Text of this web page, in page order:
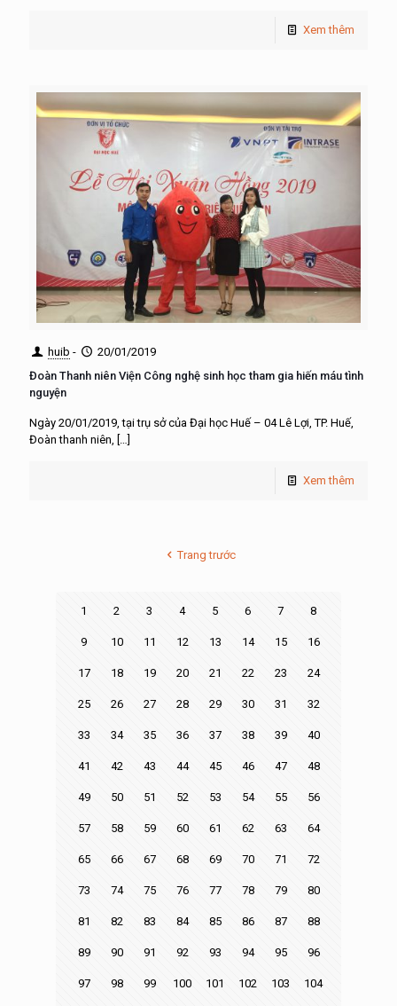
Xem thêm
huib -
20/01/2019
Đoàn Thanh niên Viện Công nghệ sinh học tham gia hiến máu tình
nguyện
Ngày 20/01/2019, tại trụ sở của Đại học Huế – 04 Lê Lợi, TP. Huế,
Đoàn thanh niên, […]
Xem thêm
Trang trước
1 2 3 4 5 6 7 8
9 10 11 12 13 14 15 16
17 18 19 20 21 22 23 24
25 26 27 28 29 30 31 32
33 34 35 36 37 38 39 40
41 42 43 44 45 46 47 48
49 50 51 52 53 54 55 56
57 58 59 60 61 62 63 64
65 66 67 68 69 70 71 72
73 74 75 76 77 78 79 80
81 82 83 84 85 86 87 88
89 90 91 92 93 94 95 96
97 98 99 100 101 102 103 104